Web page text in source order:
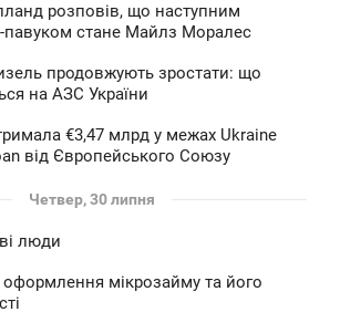
розповів, що наступним
стане Майлз Моралес
продовжують зростати: що
на АЗС України
€3,47 млрд у межах Ukraine
від Європейського Союзу
Четвер, 30 липня
люди
мікрозайму та його